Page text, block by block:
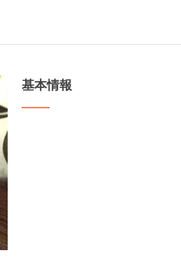
基本情報